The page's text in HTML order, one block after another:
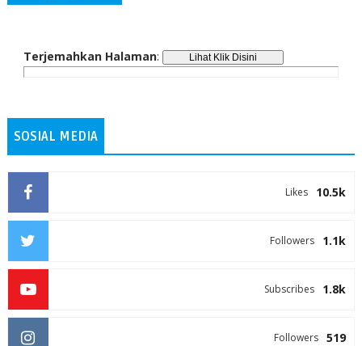
Terjemahkan Halaman:
SOSIAL MEDIA
10.5k
Likes
1.1k
Followers
1.8k
Subscribes
519
Followers